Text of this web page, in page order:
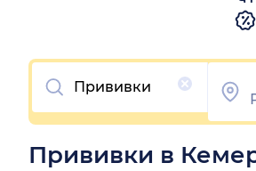
Очистить
Прививки в